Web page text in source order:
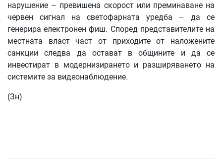
нарушение – превишена скорост или преминаване на
червен сигнал на светофарната уредба – да се
генерира електронен фиш. Според представителите на
местната власт част от приходите от наложените
санкции следва да остават в общините и да се
инвестират в модернизирането и разширяването на
системите за видеонаблюдение.
(Зн)